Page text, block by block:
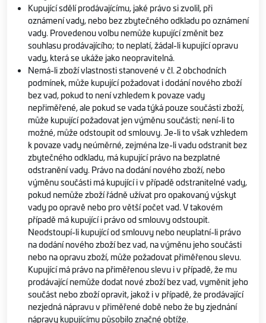
Kupující sdělí prodávajícímu, jaké právo si zvolil, při
oznámení vady, nebo bez zbytečného odkladu po oznámení
vady. Provedenou volbu nemůže kupující změnit bez
souhlasu prodávajícího; to neplatí, žádal-li kupující opravu
vady, která se ukáže jako neopravitelná.
Nemá-li zboží vlastnosti stanovené v čl. 2 obchodních
podmínek, může kupující požadovat i dodání nového zboží
bez vad, pokud to není vzhledem k povaze vady
nepřiměřené, ale pokud se vada týká pouze součásti zboží,
může kupující požadovat jen výměnu součásti; není-li to
možné, může odstoupit od smlouvy. Je-li to však vzhledem
k povaze vady neúměrné, zejména lze-li vadu odstranit bez
zbytečného odkladu, má kupující právo na bezplatné
odstranění vady. Právo na dodání nového zboží, nebo
výměnu součásti má kupující i v případě odstranitelné vady,
pokud nemůže zboží řádně užívat pro opakovaný výskyt
vady po opravě nebo pro větší počet vad. V takovém
případě má kupující i právo od smlouvy odstoupit.
Neodstoupí-li kupující od smlouvy nebo neuplatní-li právo
na dodání nového zboží bez vad, na výměnu jeho součásti
nebo na opravu zboží, může požadovat přiměřenou slevu.
Kupující má právo na přiměřenou slevu i v případě, že mu
prodávající nemůže dodat nové zboží bez vad, vyměnit jeho
součást nebo zboží opravit, jakož i v případě, že prodávající
nezjedná nápravu v přiměřené době nebo že by zjednání
nápravy kupujícímu působilo značné obtíže.